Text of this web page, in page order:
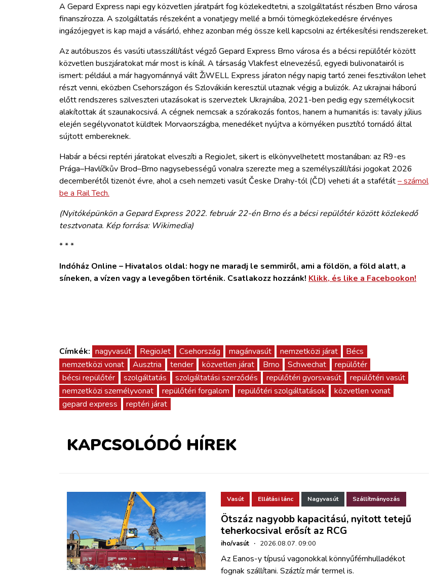
A Gepard Express napi egy közvetlen járatpárt fog közlekedtetni, a szolgáltatást részben Brno városa
finanszírozza. A szolgáltatás részeként a vonatjegy mellé a brnói tömegközlekedésre érvényes
ingázójegyet is kap majd a vásárló, ehhez azonban még össze kell kapcsolni az értékesítési rendszereket.
Az autóbuszos és vasúti utasszállítást végző Gepard Express Brno városa és a bécsi repülőtér között
közvetlen buszjáratokat már most is kínál. A társaság Vlakfest elnevezésű, egyedi bulivonatairól is
ismert: például a már hagyománnyá vált ŽiWELL Express járaton négy napig tartó zenei fesztiválon lehet
részt venni, eközben Csehországon és Szlovákián keresztül utaznak végig a bulizók. Az ukrajnai háború
előtt rendszeres szilveszteri utazásokat is szerveztek Ukrajnába, 2021-ben pedig egy személykocsit
alakítottak át szaunakocsivá. A cégnek nemcsak a szórakozás fontos, hanem a humanitás is: tavaly július
elején segélyvonatot küldtek Morvaországba, menedéket nyújtva a környéken pusztító tornádó által
sújtott embereknek.
Habár a bécsi reptéri járatokat elveszíti a RegioJet, sikert is elkönyvelhetett mostanában: az R9-es
Prága–Havlíčkův Brod–Brno nagysebességű vonalra szerezte meg a személyszállítási jogokat 2026
decemberétől tizenöt évre, ahol a cseh nemzeti vasút Česke Drahy-tól (ČD) veheti át a stafétát– számol
be a Rail Tech.
(Nyitóképünkön a Gepard Express 2022. február 22-én Brno és a bécsi repülőtér között közlekedő
tesztvonata. Kép forrása: Wikimedia)
* * *
Indóház Online – Hivatalos oldal: hogy ne maradj le semmiről, ami a földön, a föld alatt, a
síneken, a vízen vagy a levegőben történik. Csatlakozz hozzánk! Klikk, és like a Facebookon!
Címkék: nagyvasút RegioJet Csehország magánvasút nemzetközi járat
Bécs
nemzetközi vonat
Ausztria tender közvetlen járat Brno Schwechat
repülőtér
bécsi repülőtér
szolgáltatás szolgáltatási szerződés repülőtéri gyorsvasút
repülőtéri vasút
nemzetközi személyvonat
repülőtéri forgalom repülőtéri szolgáltatások
közvetlen vonat
gepard express
reptéri járat
KAPCSOLÓDÓ HÍREK
Vasút Ellátási lánc Nagyvasút Szállítmányozás
Ötszáz nagyobb kapacitású, nyitott tetejű
teherkocsival erősít az RCG
iho/vasút · 2026.08.07. 09:00
Az Eanos-y típusú vagonokkal könnyűfémhulladékot
fognak szállítani. Száztíz már termel is.